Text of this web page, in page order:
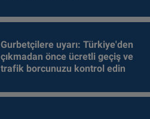
Gurbetçilere uyarı: Türkiye'den
çıkmadan önce ücretli geçiş ve
trafik borcunuzu kontrol edin